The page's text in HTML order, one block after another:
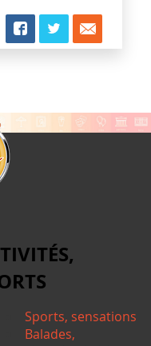
Sports, sensations
Balades,